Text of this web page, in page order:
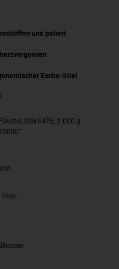
und poliert
Esche-Stiel
DIN 6475, 2.000 g,